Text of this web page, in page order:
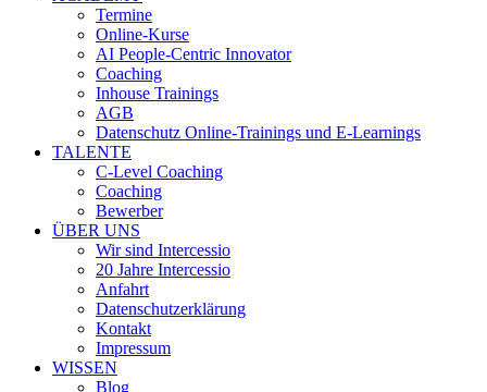
Termine
Online-Kurse
AI People-Centric Innovator
Coaching
Inhouse Trainings
AGB
Datenschutz Online-Trainings und E-Learnings
TALENTE
C-Level Coaching
Coaching
Bewerber
ÜBER UNS
Wir sind Intercessio
20 Jahre Intercessio
Anfahrt
Datenschutzerklärung
Kontakt
Impressum
WISSEN
Blog